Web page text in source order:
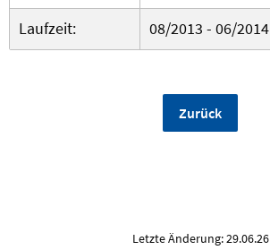
Laufzeit:
08/2013 - 06/2014
Zurück
Letzte Änderung: 29.06.26